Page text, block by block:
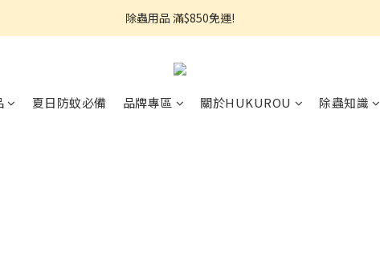
熱銷推薦⭐強效小蟑螂凝膠↘︎499
除蟲用品 滿$850免運!
夏日防蚊必備 品牌專區 關於HUKUROU 除蟲知識